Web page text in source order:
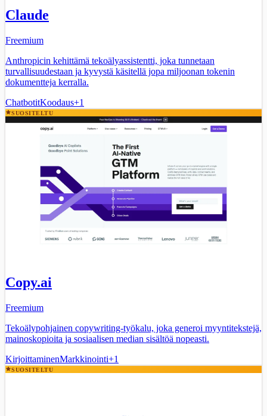
Claude
Freemium
Anthropicin kehittämä tekoälyassistentti, joka tunnetaan
turvallisuudestaan ja kyvystä käsitellä jopa miljoonan tokenin
dokumentteja kerralla.
ChatbotitKoodaus+1
SUOSITELTU
Copy.ai
Freemium
Tekoälypohjainen copywriting-työkalu, joka generoi myyntitekstejä,
mainoskopioita ja sosiaalisen median sisältöä nopeasti.
KirjoittaminenMarkkinointi+1
SUOSITELTU